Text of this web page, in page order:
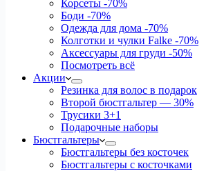
Корсеты -70%
Боди -70%
Одежда для дома -70%
Колготки и чулки Falke -70%
Аксессуары для груди -50%
Посмотреть всё
Акции
Резинка для волос в подарок
Второй бюстгальтер — 30%
Трусики 3+1
Подарочные наборы
Бюстгальтеры
Бюстгальтеры без косточек
Бюстгальтеры с косточками